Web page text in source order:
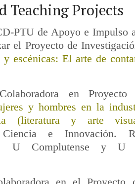
Teaching Projects
PTU de Apoyo e Impulso
el Proyecto de
y escénicas: El arte de
en Proyecto
y hombres en la
(literatura y arte
e Innovación.
U Complutense y U